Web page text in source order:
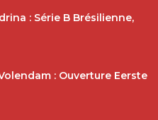
: Série B Brésilienne,
: Ouverture Eerste